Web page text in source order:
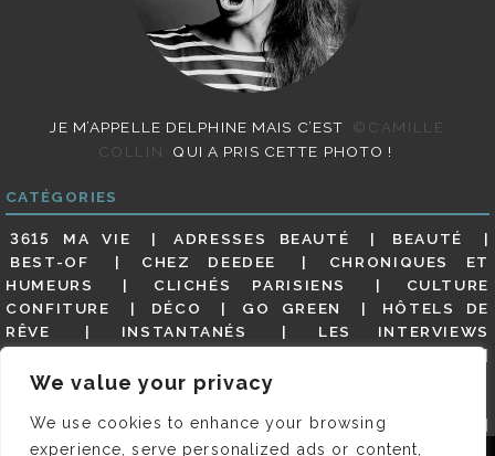
We value your privacy
We use cookies to enhance your browsing
experience, serve personalized ads or content,
JE M’APPELLE DELPHINE MAIS C’EST
©CAMILLE
COLLIN
QUI A PRIS CETTE PHOTO !
CATÉGORIES
3615 MA VIE ADRESSES BEAUTÉ
BEAUTÉ
BEST-OF
CHEZ DEEDEE
CHRONIQUES ET
HUMEURS
CLICHÉS PARISIENS
CULTURE
CONFITURE
DÉCO GO GREEN
HÔTELS DE
RÊVE
INSTANTANÉS
LES INTERVIEWS
MES ADRESSES
MODE NON CLASSÉ
GUIDE
PARIS EN PHOTOS
RESTAURANTS
REVUE DE PRESSE DÉTAILLÉE, SIOU PLAIT